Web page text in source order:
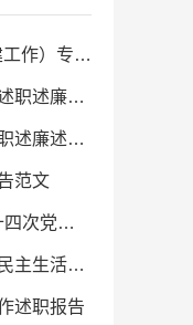
专项规划
工作报告
述学报告
范文
讲话报告
（五个带头）
述职报告